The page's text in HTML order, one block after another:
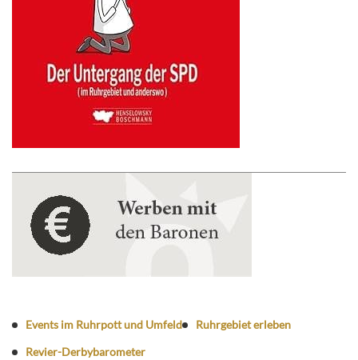
Events im Ruhrpott und Umfeld
Ruhrgebiet erleben
Revier-Derbybarometer